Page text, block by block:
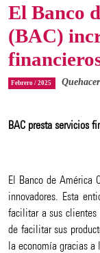
El Banco
(BAC)
Febrero / 2025
BAC presta servicios
El Banco de América
innovadores. Esta
facilitar a sus
de facilitar sus
la economía gracias a